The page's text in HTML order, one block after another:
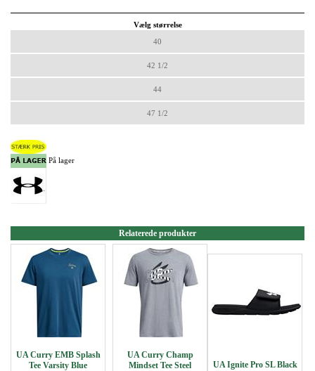
Vælg størrelse
40
42 1/2
44
47 1/2
På lager
Relaterede produkter
UA Curry EMB Splash
Tee Varsity Blue
UA Curry Champ
Mindset Tee Steel
UA Ignite Pro SL Black